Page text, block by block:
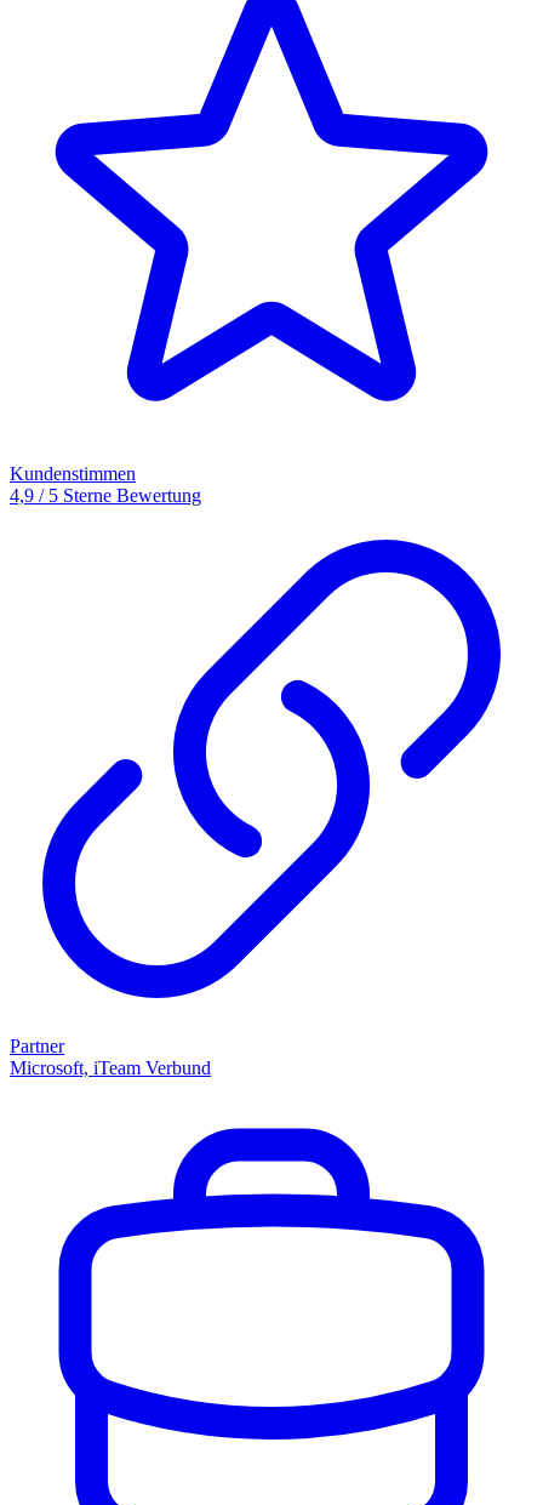
Kundenstimmen
4,9 / 5 Sterne Bewertung
Partner
Microsoft, iTeam Verbund